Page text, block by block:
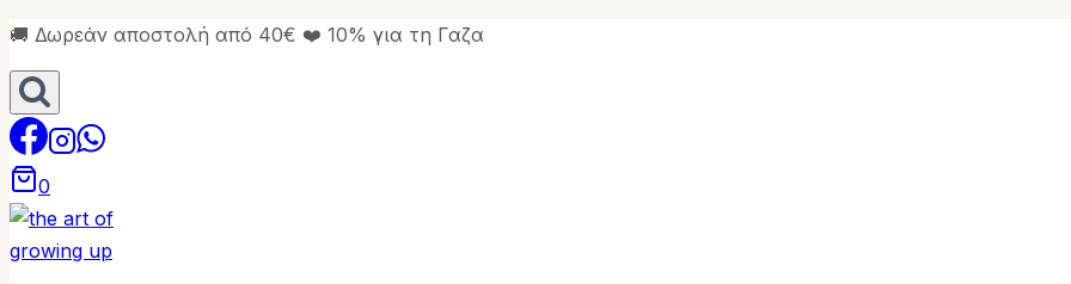
Skip
to
content
🚚 Δωρεάν αποστολή από 40€ ❤️ 10% για τη Γαζα
0